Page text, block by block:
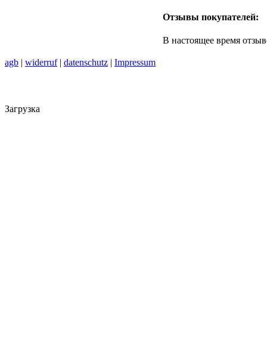
Отзывы покупателей:
В настоящее время
agb | widerruf| datenschutz | Impressum
Загрузка